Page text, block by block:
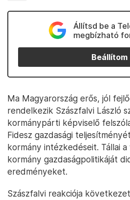
Állítsd be a
megbízható
Beállítom
Ma Magyarország erős, jól
rendelkezik Szászfalvi László
kormánypárti képviselő
Fidesz gazdasági
kormány intézkedéseit. Tállai a
kormány gazdaságpolitikáját
eredményeket.
Szászfalvi reakciója